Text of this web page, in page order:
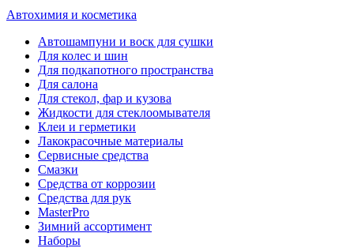
Автохимия и косметика
Автошампуни и воск для сушки
Для колес и шин
Для подкапотного пространства
Для салона
Для стекол, фар и кузова
Жидкости для стеклоомывателя
Клеи и герметики
Лакокрасочные материалы
Сервисные средства
Смазки
Средства от коррозии
Средства для рук
MasterPro
Зимний ассортимент
Наборы